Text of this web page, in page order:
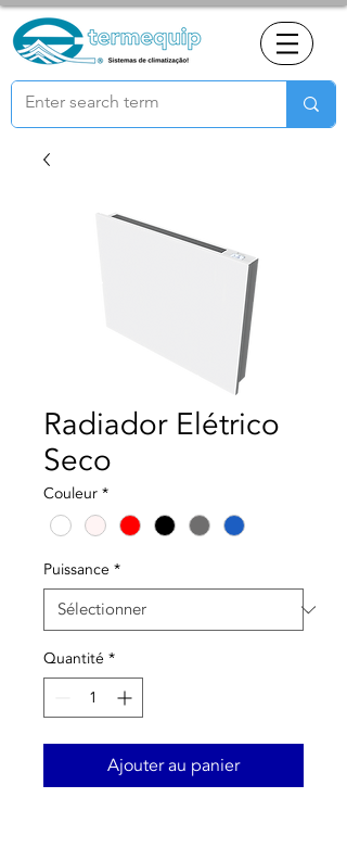
Radiador Elétrico
Seco
Couleur *
Puissance *
Quantité *
Ajouter au panier